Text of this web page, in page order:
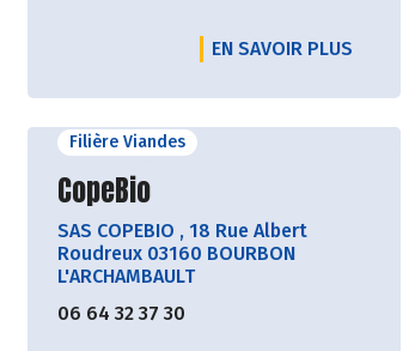
EN SAVOIR PLUS
Filière Viandes
Découvrir le producteur
CopeBio
SAS COPEBIO , 18 Rue Albert
Roudreux 03160 BOURBON
L'ARCHAMBAULT
06 64 32 37 30